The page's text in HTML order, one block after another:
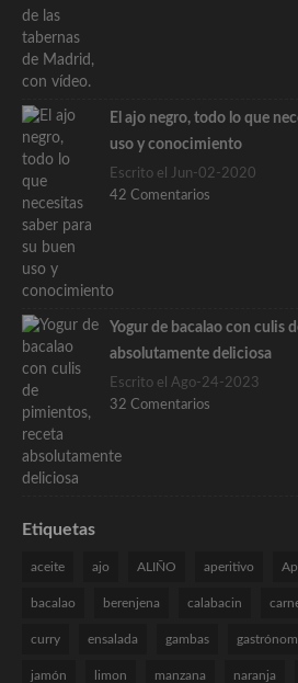
El ajo negro, todo lo que
uso y conocimiento
Escrito el Jun-02-2020
42 Comentarios
Yogur de bacalao con culis
absolutamente deliciosa
Escrito el Ago-24-2023
32 Comentarios
Etiquetas
aceite ajo ALIÑO aperitivo
bacalao berenjena calabacin
curry ensalada gambas
jamón limon manzana naranja